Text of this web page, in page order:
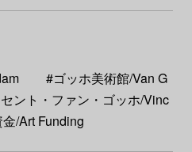
#ゴッホ美術館/Van G
ント・ファン・ゴッホ/Vinc
/Art Funding